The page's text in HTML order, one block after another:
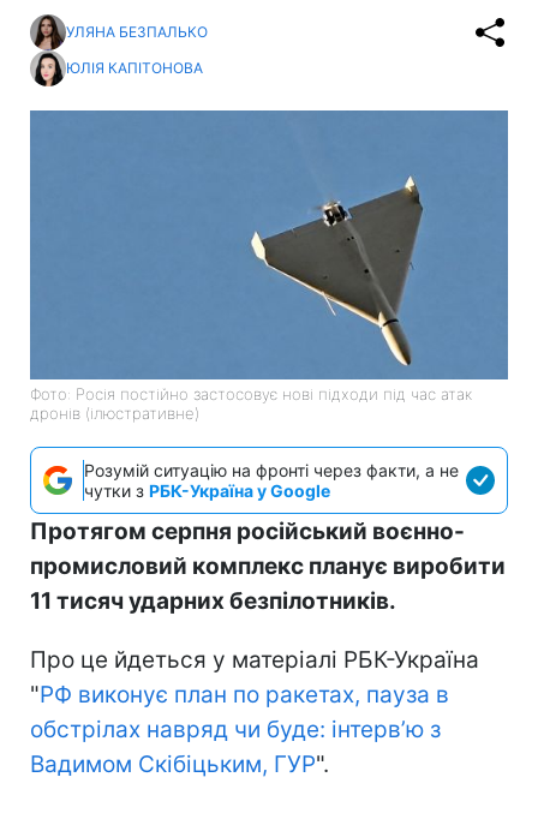
УЛЯНА БЕЗПАЛЬКО
ЮЛІЯ КАПІТОНОВА
Фото: Росія постійно застосовує нові підходи під час атак
дронів (ілюстративне)
Розумій ситуацію на фронті через факти, а не
чутки з РБК-Україна у Google
Протягом серпня російський воєнно-
промисловий комплекс планує виробити
11 тисяч ударних безпілотників.
Про це йдеться у матеріалі РБК-Україна
"РФ виконує план по ракетах, пауза в
обстрілах навряд чи буде: інтервʼю з
Вадимом Скібіцьким, ГУР".